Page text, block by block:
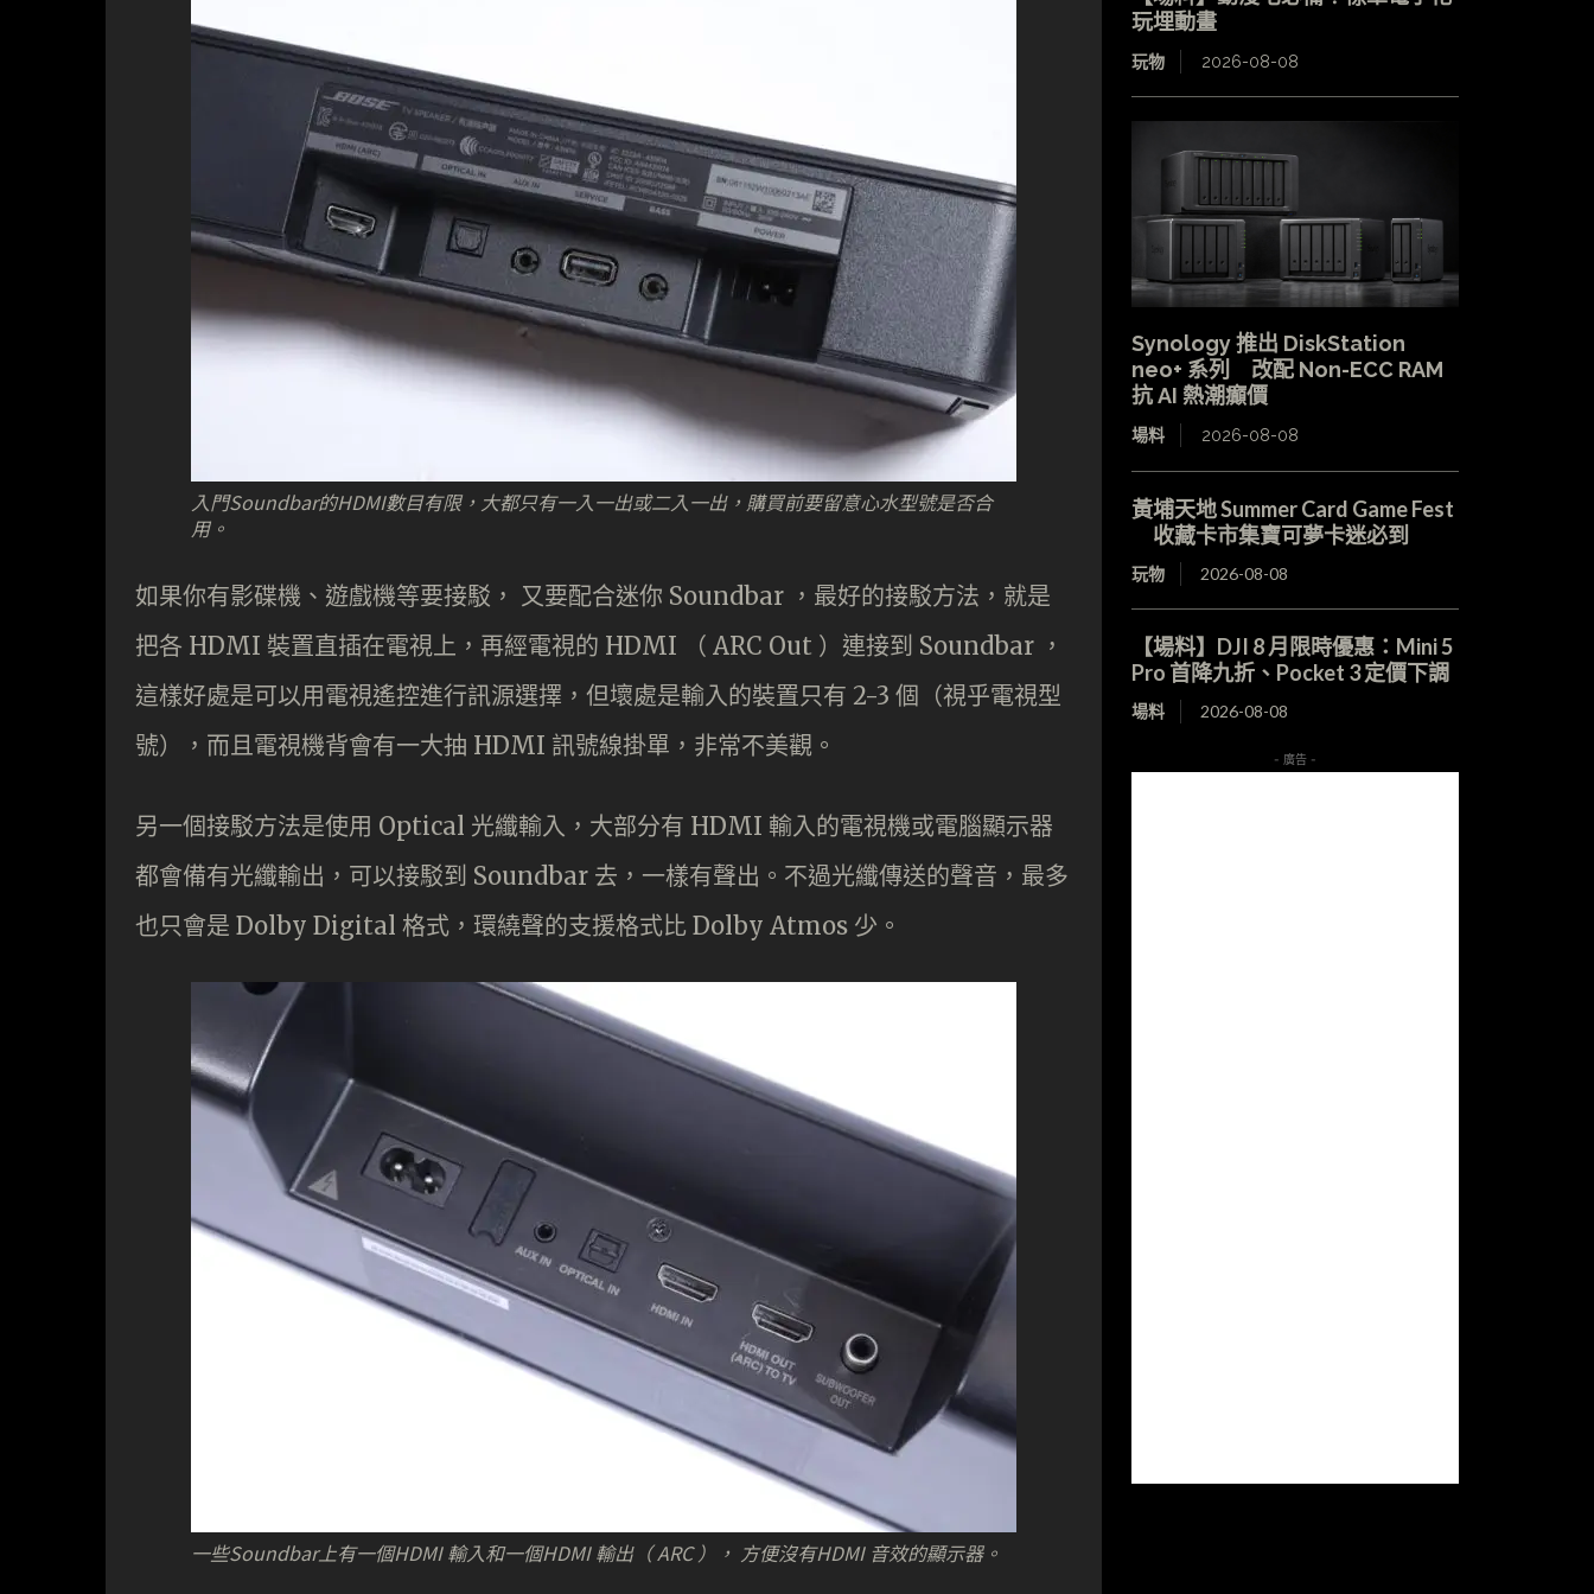
入門Soundbar的HDMI數目有限，大都只有一入一出或二入一出，購買前要留意心水型號是否合
用。
如果你有影碟機、遊戲機等要接駁， 又要配合迷你 Soundbar ，最好的接駁方法，就是
把各 HDMI 裝置直插在電視上，再經電視的 HDMI （ ARC Out ）連接到 Soundbar ，
這樣好處是可以用電視遙控進行訊源選擇，但壞處是輸入的裝置只有 2-3 個（視乎電視型
號），而且電視機背會有一大抽 HDMI 訊號線掛單，非常不美觀。
另一個接駁方法是使用 Optical 光纖輸入，大部分有 HDMI 輸入的電視機或電腦顯示器
都會備有光纖輸出，可以接駁到 Soundbar 去，一樣有聲出。不過光纖傳送的聲音，最多
也只會是 Dolby Digital 格式，環繞聲的支援格式比 Dolby Atmos 少。
一些Soundbar上有一個HDMI 輸入和一個HDMI 輸出（ ARC ）， 方便沒有HDMI 音效的顯示器。
玩埋動畫
玩物 2026-08-08
Synology 推出 DiskStation
neo+ 系列 改配 Non-ECC RAM
抗 AI 熱潮癲價
場料 2026-08-08
黃埔天地 Summer Card Game Fest
收藏卡市集寶可夢卡迷必到
玩物 2026-08-08
【場料】DJI 8 月限時優惠：Mini 5
Pro 首降九折、Pocket 3 定價下調
場料 2026-08-08
- 廣告 -